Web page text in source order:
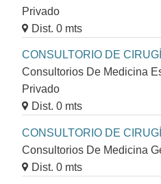
Privado
Dist. 0 mts
CONSULTORIO DE
Consultorios De Medicina
Privado
Dist. 0 mts
CONSULTORIO DE
Consultorios De Medicina
Dist. 0 mts